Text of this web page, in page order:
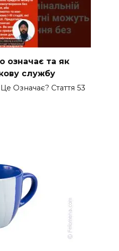
означає та як
службу
Означає? Стаття 53